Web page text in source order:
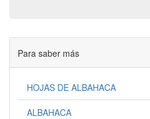
Para saber más
HOJAS DE ALBAHACA
ALBAHACA